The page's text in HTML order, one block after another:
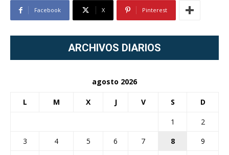
Facebook X Pinterest
ARCHIVOS DIARIOS
agosto 2026
L M X J V S D
1
2
3
4 5 6 7 8
9